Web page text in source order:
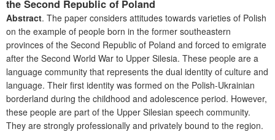
the Second Republic of Poland
Abstract. The paper considers attitudes towards varieties of Polish
on the example of people born in the former southeastern
provinces of the Second Republic of Poland and forced to emigrate
after the Second World War to Upper Silesia. These people are a
language community that represents the dual identity of culture and
language. Their first identity was formed on the Polish-Ukrainian
borderland during the childhood and adolescence period. However,
these people are part of the Upper Silesian speech community.
They are strongly professionally and privately bound to the region.